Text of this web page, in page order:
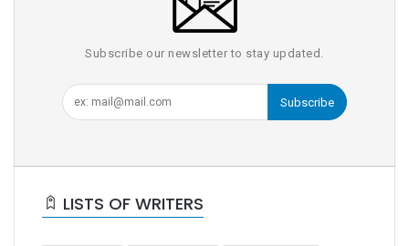
Subscribe our newsletter to stay updated.
Subscribe
LISTS OF WRITERS